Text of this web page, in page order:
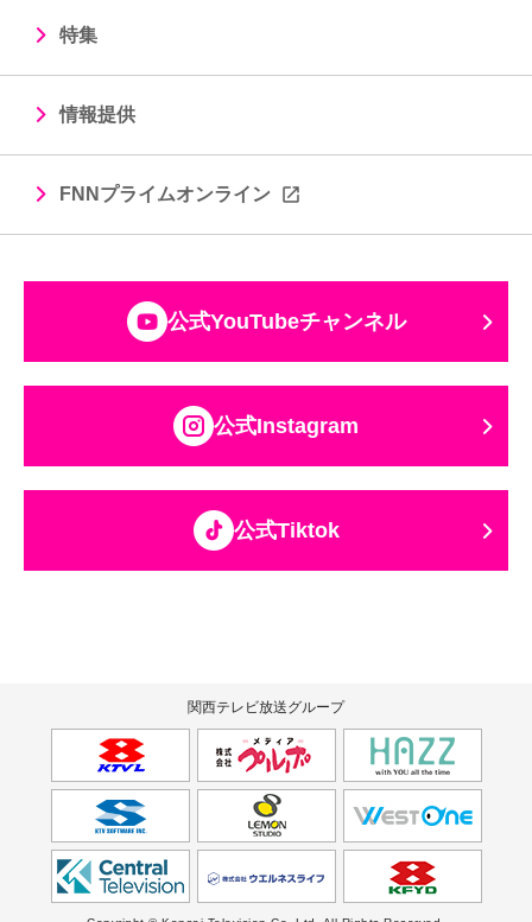
特集
情報提供
FNNプライムオンライン
公式YouTubeチャンネル
公式Instagram
公式Tiktok
関西テレビ放送グループ